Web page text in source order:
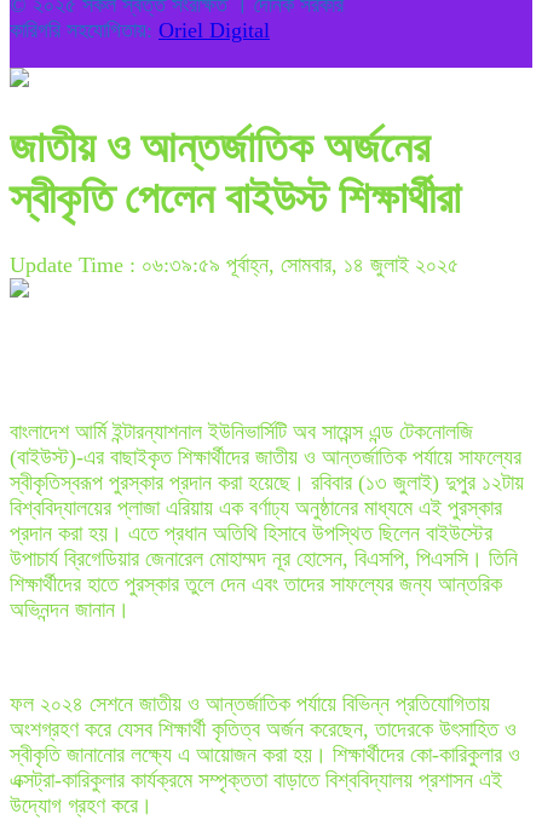
© ২০২৫ সকল স্বত্ত সংরক্ষিত । দৈনিক সরকার
কারিগরি সহযোগিতায়: Oriel Digital
জাতীয় ও আন্তর্জাতিক অর্জনের
স্বীকৃতি পেলেন বাইউস্ট শিক্ষার্থীরা
Update Time : ০৬:৩৯:৫৯ পূর্বাহ্ন, সোমবার, ১৪ জুলাই ২০২৫
বাংলাদেশ আর্মি ইন্টারন্যাশনাল ইউনিভার্সিটি অব সায়েন্স এন্ড টেকনোলজি
(বাইউস্ট)-এর বাছাইকৃত শিক্ষার্থীদের জাতীয় ও আন্তর্জাতিক পর্যায়ে সাফল্যের
স্বীকৃতিস্বরূপ পুরস্কার প্রদান করা হয়েছে। রবিবার (১৩ জুলাই) দুপুর ১২টায়
বিশ্ববিদ্যালয়ের প্লাজা এরিয়ায় এক বর্ণাঢ্য অনুষ্ঠানের মাধ্যমে এই পুরস্কার
প্রদান করা হয়। এতে প্রধান অতিথি হিসাবে উপস্থিত ছিলেন বাইউস্টের
উপাচার্য ব্রিগেডিয়ার জেনারেল মোহাম্মদ নূর হোসেন, বিএসপি, পিএসসি। তিনি
শিক্ষার্থীদের হাতে পুরস্কার তুলে দেন এবং তাদের সাফল্যের জন্য আন্তরিক
অভিনন্দন জানান।
ফল ২০২৪ সেশনে জাতীয় ও আন্তর্জাতিক পর্যায়ে বিভিন্ন প্রতিযোগিতায়
অংশগ্রহণ করে যেসব শিক্ষার্থী কৃতিত্ব অর্জন করেছেন, তাদেরকে উৎসাহিত ও
স্বীকৃতি জানানোর লক্ষ্যে এ আয়োজন করা হয়। শিক্ষার্থীদের কো-কারিকুলার ও
এক্সট্রা-কারিকুলার কার্যক্রমে সম্পৃক্ততা বাড়াতে বিশ্ববিদ্যালয় প্রশাসন এই
উদ্যোগ গ্রহণ করে।